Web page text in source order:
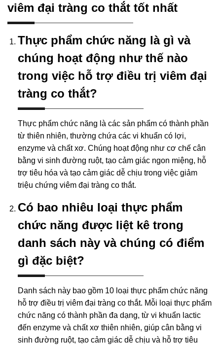
viêm đại tràng co thắt tốt nhất
Thực phẩm chức năng là gì và
chúng hoạt động như thế nào
trong việc hỗ trợ điều trị viêm đại
tràng co thắt?
Thực phẩm chức năng là các sản phẩm có thành phần
từ thiên nhiên, thường chứa các vi khuẩn có lợi,
enzyme và chất xơ. Chúng hoạt động như cơ chế cân
bằng vi sinh đường ruột, tạo cảm giác ngon miệng, hỗ
trợ tiêu hóa và tạo cảm giác dễ chịu trong việc giảm
triệu chứng viêm đại tràng co thắt.
Có bao nhiêu loại thực phẩm
chức năng được liệt kê trong
danh sách này và chúng có điểm
gì đặc biệt?
Danh sách này bao gồm 10 loại thực phẩm chức năng
hỗ trợ điều trị viêm đại tràng co thắt. Mỗi loại thực phẩm
chức năng có thành phần đa dạng, từ vi khuẩn lactic
đến enzyme và chất xơ thiên nhiên, giúp cân bằng vi
sinh đường ruột, tạo cảm giác dễ chịu và hỗ trợ tiêu